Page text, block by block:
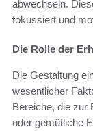
abwechseln.
fokussiert und
Die Rolle der
Die Gestaltung
wesentlicher
Bereiche, die zur
oder gemütliche